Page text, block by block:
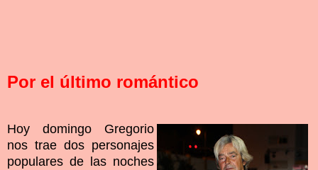
Por el último romántico
Hoy domingo Gregorio
nos trae dos personajes
populares de las noches